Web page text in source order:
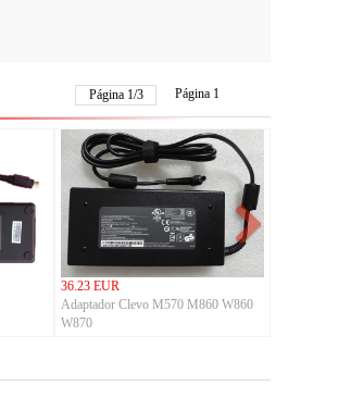
Página 1/3 Página 1
36.23 EUR
Adaptador Clevo M570 M860 W860
W870